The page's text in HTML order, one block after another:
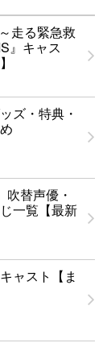
走る緊急救
』キャス
ズ・特典・
吹替声優・
一覧【最新
ャスト【ま